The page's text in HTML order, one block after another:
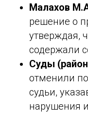
Малахов
решение о
утверждая,
содержали
Суды
отменили
судьи,
нарушения